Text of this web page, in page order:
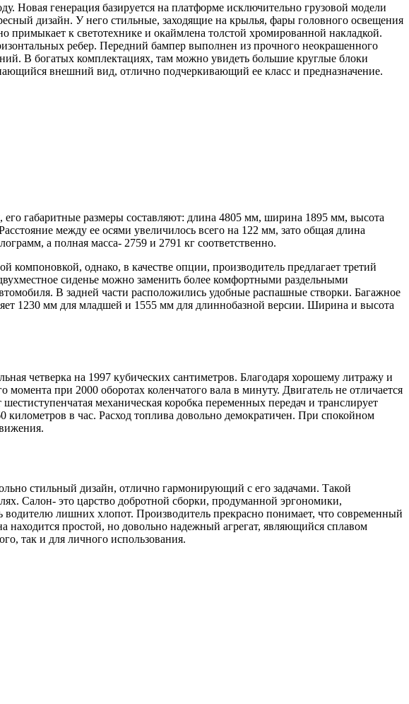
Новая генерация базируется на платформе исключительно грузовой модели
дизайн. У него стильные, заходящие на крылья, фары головного освещения
к светотехнике и окаймлена толстой хромированной накладкой.
ребер. Передний бампер выполнен из прочного неокрашенного
В богатых комплектациях, там можно увидеть большие круглые блоки
внешний вид, отлично подчеркивающий ее класс и предназначение.
габаритные размеры составляют: длина 4805 мм, ширина 1895 мм, высота
между ее осями увеличилось всего на 122 мм, зато общая длина
а полная масса- 2759 и 2791 кг соответственно.
однако, в качестве опции, производитель предлагает третий
сиденье можно заменить более комфортными раздельными
В задней части расположились удобные распашные створки. Багажное
1230 мм для младшей и 1555 мм для длиннобазной версии. Ширина и высота
четверка на 1997 кубических сантиметров. Благодаря хорошему литражу и
при 2000 оборотах коленчатого вала в минуту. Двигатель не отличается
механическая коробка переменных передач и транслирует
километров в час. Расход топлива довольно демократичен. При спокойном
стильный дизайн, отлично гармонирующий с его задачами. Такой
Салон- это царство добротной сборки, продуманной эргономики,
лишних хлопот. Производитель прекрасно понимает, что современный
находится простой, но довольно надежный агрегат, являющийся сплавом
так и для личного использования.